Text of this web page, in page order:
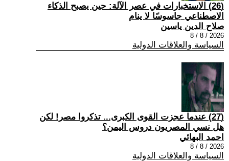
(26) الاستخبارات في عصر الآلة: حين يصبح الذكاء
الاصطناعي جاسوسًا لا ينام
صلاح الدين ياسين
2026 / 8 / 8
السياسة والعلاقات الدولية
(27) عندما عجزت القوى الكبرى... تذكروا مصر! لكن
هل نسي المصريون دروس اليمن؟
احمد البهائي
2026 / 8 / 8
السياسة والعلاقات الدولية